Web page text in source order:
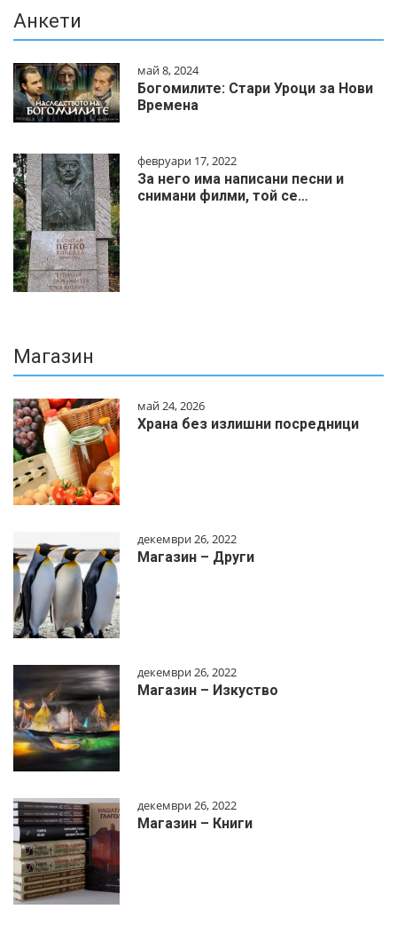
Анкети
май 8, 2024
Богомилите: Стари Уроци за Нови
Времена
февруари 17, 2022
За него има написани песни и
снимани филми, той се…
Магазин
май 24, 2026
Храна без излишни посредници
декември 26, 2022
Магазин – Други
декември 26, 2022
Магазин – Изкуство
декември 26, 2022
Магазин – Книги